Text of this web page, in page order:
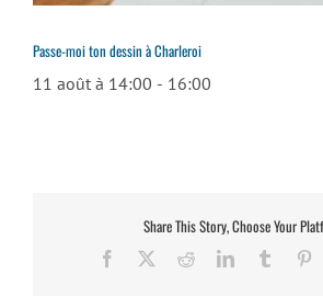
Passe-moi ton dessin à Charleroi
11 août à 14:00 - 16:00
Share This Story, Choose Your
Facebook RedditLinkedInTumblr